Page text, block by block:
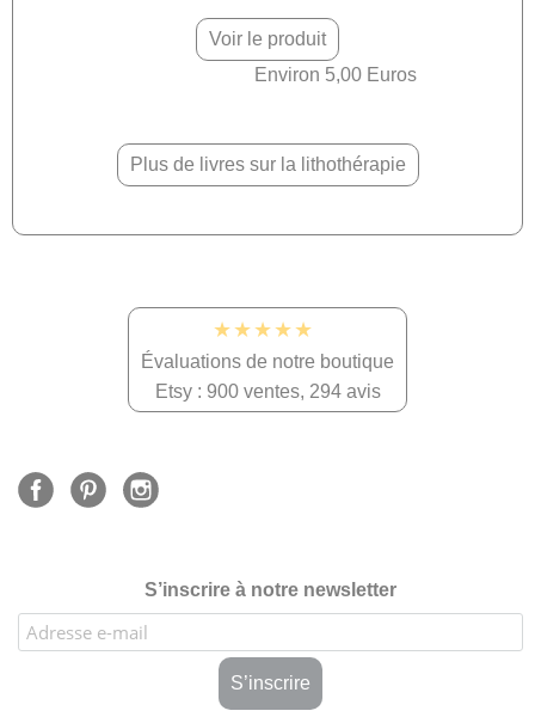
Voir le produit
Environ 5,00 Euros
Plus de livres sur la lithothérapie
★★★★★
Évaluations de notre boutique
Etsy : 900 ventes, 294 avis
S’inscrire à notre newsletter